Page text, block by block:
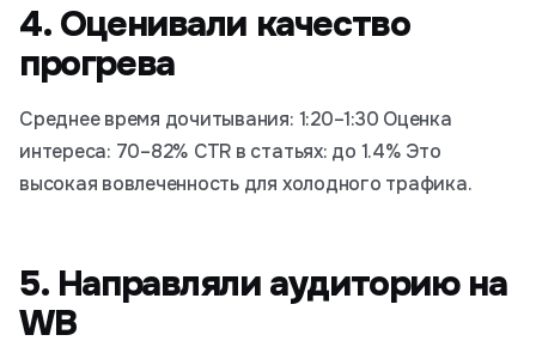
4. Оценивали качество
прогрева
Среднее время дочитывания: 1:20–1:30 Оценка
интереса: 70–82% CTR в статьях: до 1.4% Это
высокая вовлеченность для холодного трафика.
5. Направляли аудиторию на
WB